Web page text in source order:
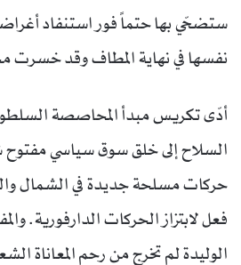
ستضحّي بها حتماً فور استنفاد
نفسها في نهاية المطاف وقد خسرت
أدّى تكريس مبدأ المحاصصة
السلاح إلى خلق سوق سياسي
حركات مسلحة جديدة في الشمال
فعل لابتزاز الحركات الدارفورية.
الوليدة لم تخرج من رحم المعاناة